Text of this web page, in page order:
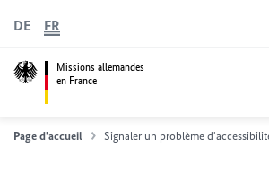
Missions allemandes
en France
DE FR
Page d'accueil Signaler un problème